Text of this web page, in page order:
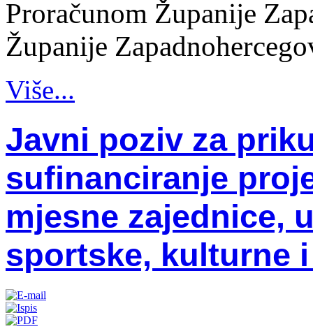
Proračunom Županije
Županije
Više...
Javni poziv za
sufinanciranje
mjesne zajednice,
sportske, kulturne